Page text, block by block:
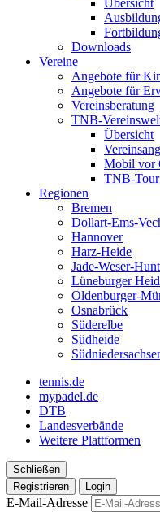
Übersicht
Downloads
Vereine
Angebote für
Angebote für
Vereinsberatung
TNB-
Übersicht
Mobil vor
TNB-
Regionen
Bremen
Dollart-Ems-
Hannover
Harz-Heide
Jade-Weser-
Lüneburger
Oldenburger-
Osnabrück
Süderelbe
Südheide
tennis.de
mypadel.de
DTB
Landesverbände
Weitere Plattformen
Schließen
Registrieren
Login
E-Mail-Adresse